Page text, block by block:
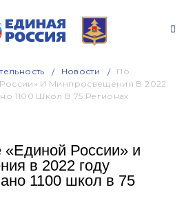
Новости
По
И Минпросвещения В 2022
1100 Школ В 75 Регионах
России» и
в 2022 году
1100 школ в 75